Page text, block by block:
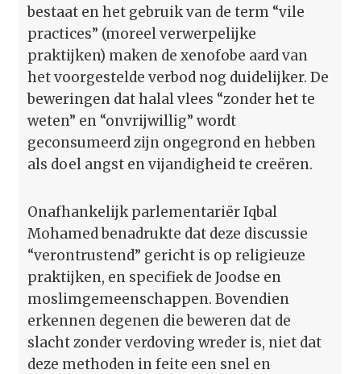
bestaat en het gebruik van de term “vile
practices” (moreel verwerpelijke
praktijken) maken de xenofobe aard van
het voorgestelde verbod nog duidelijker. De
beweringen dat halal vlees “zonder het te
weten” en “onvrijwillig” wordt
geconsumeerd zijn ongegrond en hebben
als doel angst en vijandigheid te creëren.
Onafhankelijk parlementariër Iqbal
Mohamed benadrukte dat deze discussie
“verontrustend” gericht is op religieuze
praktijken, en specifiek de Joodse en
moslimgemeenschappen. Bovendien
erkennen degenen die beweren dat de
slacht zonder verdoving wreder is, niet dat
deze methoden in feite een snel en